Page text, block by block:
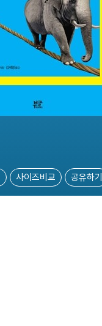
사이즈비교 공유하기